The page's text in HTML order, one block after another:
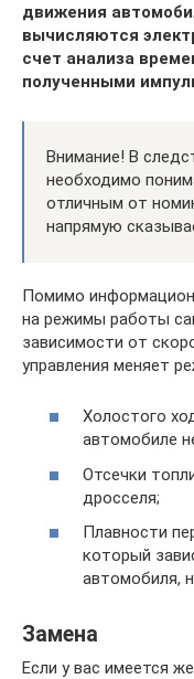
движения
вычисляются
счет анализа
полученными
Внимание! В
необходимо
отличным от
напрямую
Помимо
на режимы работы
зависимости от
управления меняет
Холостого
автомобиле
Отсечки
дросселя;
Плавности
который
автомобиля,
Замена
Если у вас имеется